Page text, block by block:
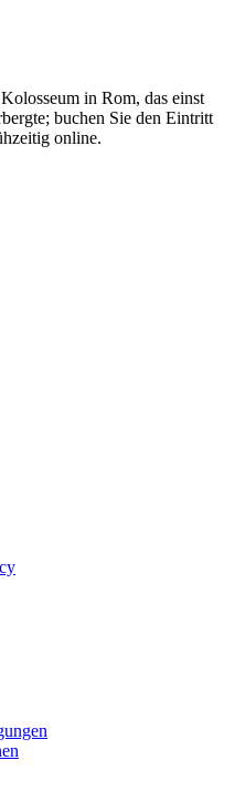
in Rom, das einst
buchen Sie den Eintritt
online.